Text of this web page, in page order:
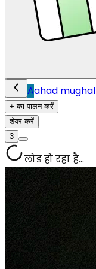
Aahad mughal
+ का पालन करें
शेयर करें
3
लोड हो रहा है...